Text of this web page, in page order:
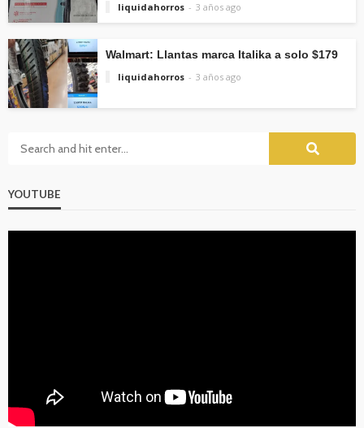
liquidahorros
3 años ago
Walmart: Llantas marca Italika a solo $179
liquidahorros
3 años ago
YOUTUBE